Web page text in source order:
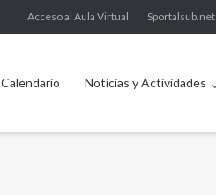
Acceso al Aula Virtual Sportalsub.net
Calendario Noticias y Actividades